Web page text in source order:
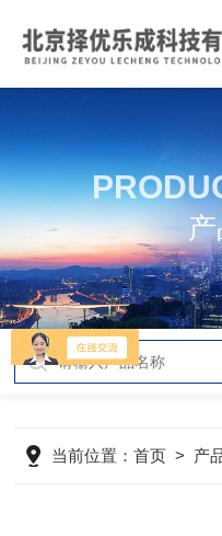
当前位置：首页 > 产